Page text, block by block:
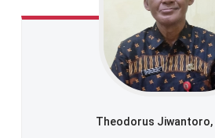
Theodorus Jiwantoro,